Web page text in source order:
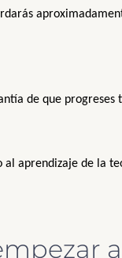
de que progreses
aprendizaje de la